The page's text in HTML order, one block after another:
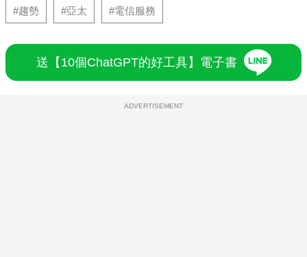
#趨勢 #亞太 #電信服務
送【10個ChatGPT的好工具】電子書
ADVERTISEMENT